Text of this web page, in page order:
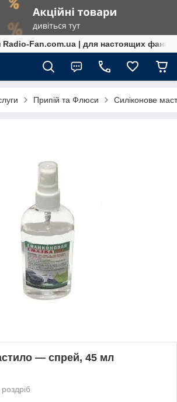
Radio-Fan.com.ua | для настоящих фанов!
Припій та Флюси Силіконове
— спрей, 45 мл